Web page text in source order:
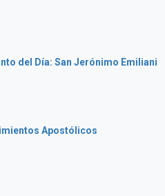
del Día: San Jerónimo Emiliani
Apostólicos